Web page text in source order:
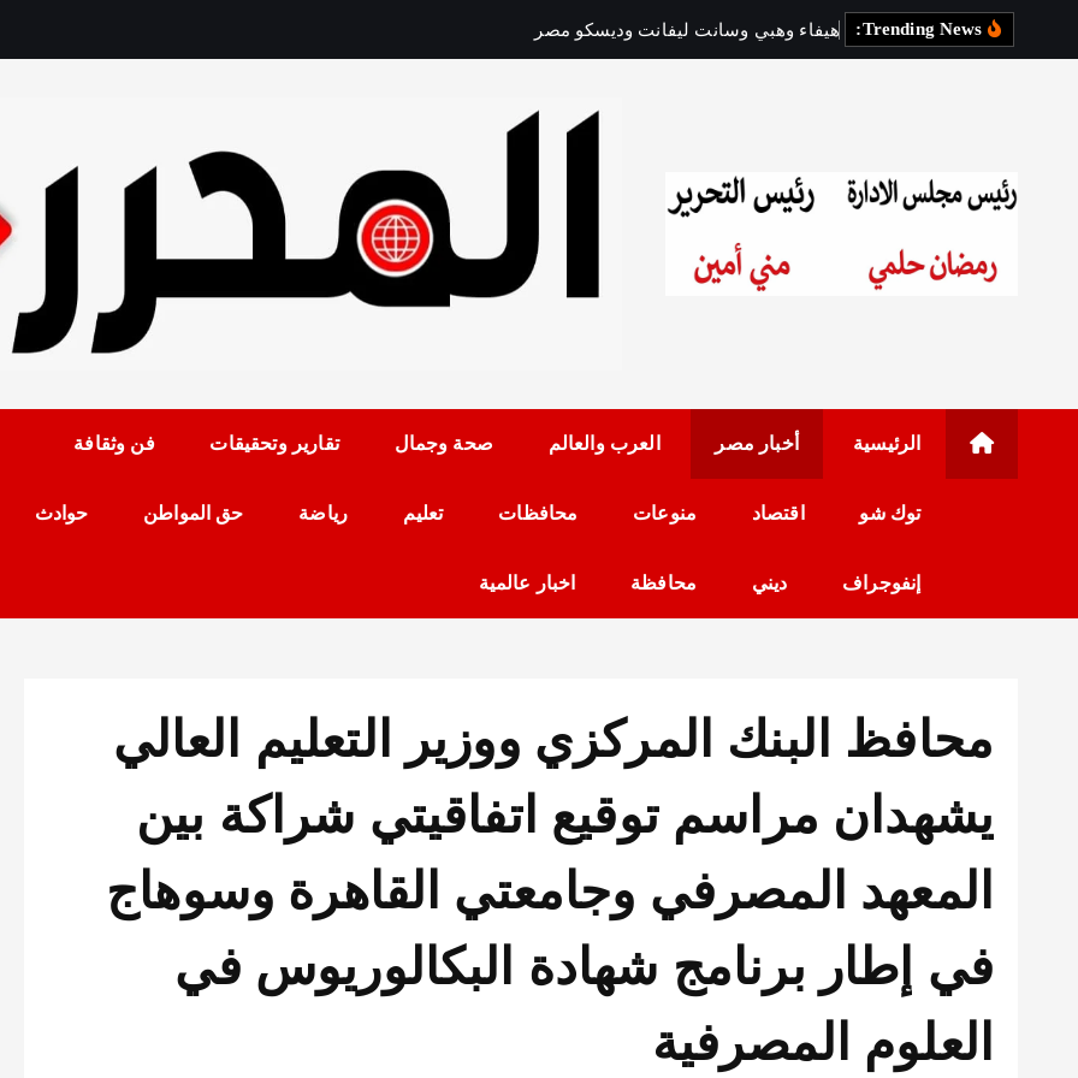
م
هيفاء وهبي وسانت ليفانت وديسكو مصر
رئيس مجلس الإدارة: رمضان حلمي رئيس
الرئيسية أخبار مصر العرب والعالم صحة وجمال تقارير وتحقيقات فن وثقافة
توك شو اقتصاد منوعات محافظات تعليم رياضة حق المواطن حوادث
إنفوجراف ديني محافظة اخبار عالمية
محافظ البنك المركزي ووزير التعليم العالي
يشهدان مراسم توقيع اتفاقيتي شراكة بين
المعهد المصرفي وجامعتي القاهرة وسوهاج
في إطار برنامج شهادة البكالوريوس في
العلوم المصرفية